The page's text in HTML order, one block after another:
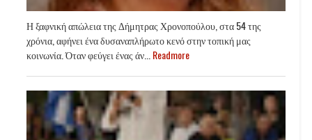
Η ξαφνική απώλεια της Δήμητρας Χρονοπούλου, στα 54 της
χρόνια, αφήνει ένα δυσαναπλήρωτο κενό στην τοπική μας
κοινωνία. Όταν φεύγει ένας άν... Readmore